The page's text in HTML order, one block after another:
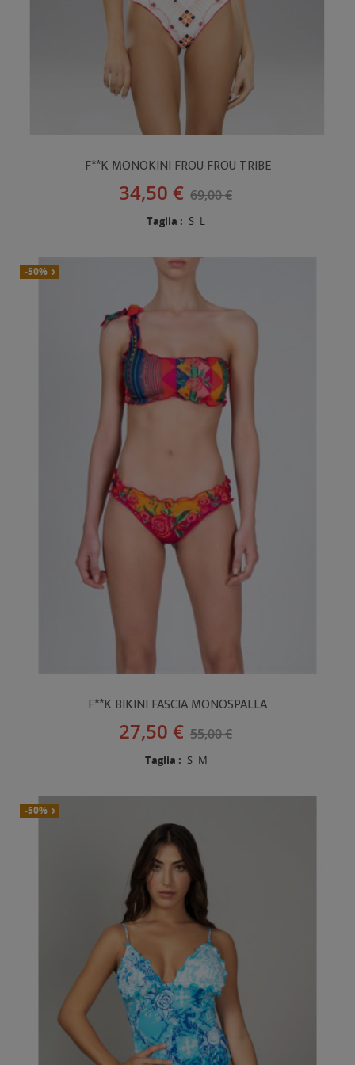
F**K MONOKINI FROU FROU TRIBE
34,50 € 69,00 €
Taglia : S L
Nuovo
F**K BIKINI FASCIA MONOSPALLA
27,50 € 55,00 €
-50%
Taglia : S M
Nuovo
-50%